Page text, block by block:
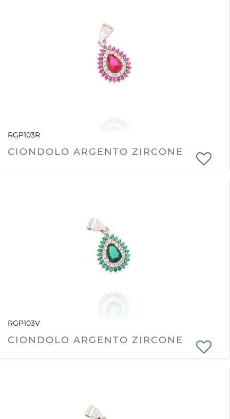
RGP103R
CIONDOLO ARGENTO ZIRCONE
RGP103V
CIONDOLO ARGENTO ZIRCONE